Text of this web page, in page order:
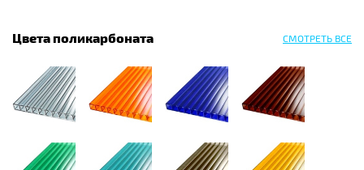
Цвета поликарбоната СМОТРЕТЬ ВСЕ